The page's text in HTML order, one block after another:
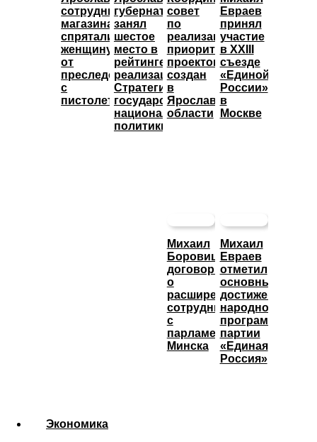
сотрудники
магазина
спрятали
женщину
от
преследователя
с
пистолетом
губернатор
занял
шестое
место в
рейтинге
реализации
Стратегии
государственной
национальной
политики
совет
по
реализации
приоритетных
проектов
создан
в
Ярославской
области
Евраев
принял
участие
в XXIII
съезде
«Единой
России»
в
Москве
Михаил
Боровицкий
договорился
о
расширении
сотрудничества
с
парламентом
Минска
Михаил
Евраев
отметил
основные
достижения
народной
программы
партии
«Единая
Россия»
Экономика